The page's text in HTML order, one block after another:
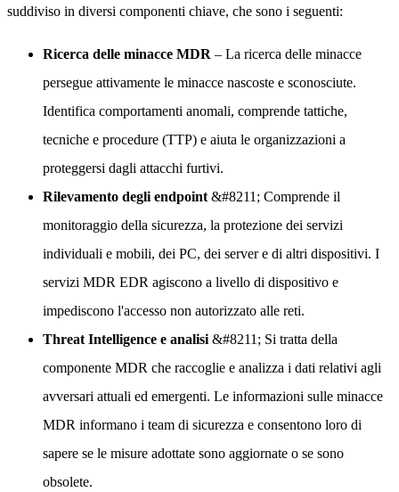
suddiviso in diversi componenti chiave, che sono i seguenti:
Ricerca delle minacce MDR – La ricerca delle minacce
persegue attivamente le minacce nascoste e sconosciute.
Identifica comportamenti anomali, comprende tattiche,
tecniche e procedure (TTP) e aiuta le organizzazioni a
proteggersi dagli attacchi furtivi.
Rilevamento degli endpoint &#8211; Comprende il
monitoraggio della sicurezza, la protezione dei servizi
individuali e mobili, dei PC, dei server e di altri dispositivi. I
servizi MDR EDR agiscono a livello di dispositivo e
impediscono l'accesso non autorizzato alle reti.
Threat Intelligence e analisi &#8211; Si tratta della
componente MDR che raccoglie e analizza i dati relativi agli
avversari attuali ed emergenti. Le informazioni sulle minacce
MDR informano i team di sicurezza e consentono loro di
sapere se le misure adottate sono aggiornate o se sono
obsolete.